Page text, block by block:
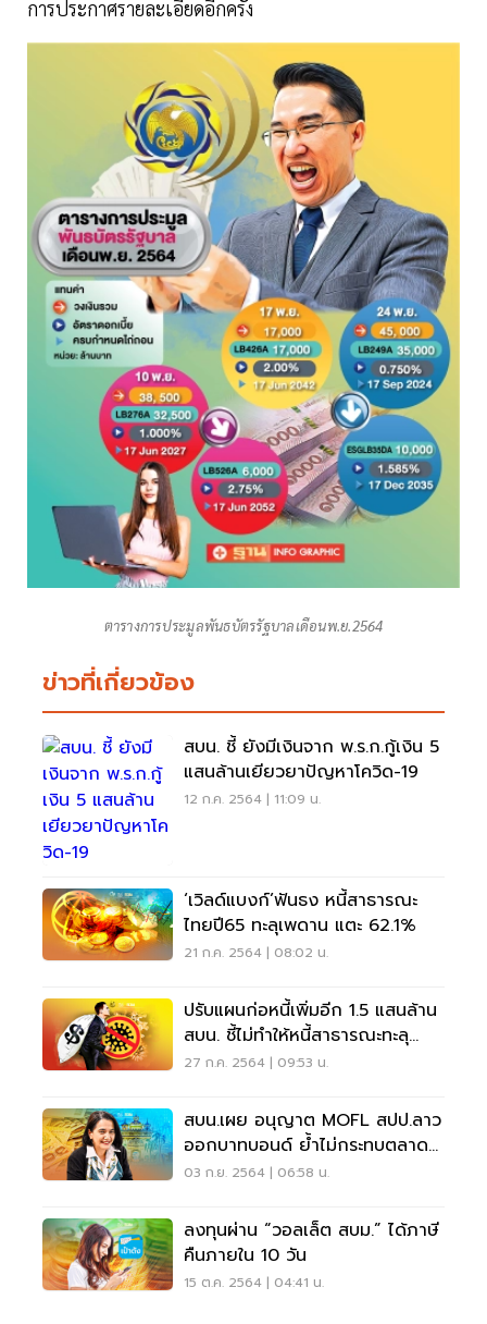
การประกาศรายละเอียดอีกครั้ง
ตารางการประมูลพันธบัตรรัฐบาลเดือนพ.ย.2564
ข่าวที่เกี่ยวข้อง
สบน. ชี้ ยังมีเงินจาก พ.ร.ก.กู้เงิน 5
แสนล้านเยียวยาปัญหาโควิด-19
12 ก.ค. 2564 | 11:09 น.
‘เวิลด์แบงก์’ฟันธง หนี้สาธารณะ
ไทยปี65 ทะลุเพดาน แตะ 62.1%
21 ก.ค. 2564 | 08:02 น.
ปรับแผนก่อหนี้เพิ่มอีก 1.5 แสนล้าน
สบน. ชี้ไม่ทำให้หนี้สาธารณะทะลุ
เพดาน
27 ก.ค. 2564 | 09:53 น.
สบน.เผย อนุญาต MOFL สปป.ลาว
ออกบาทบอนด์ ย้ำไม่กระทบตลาด
เงินไทย
03 ก.ย. 2564 | 06:58 น.
ลงทุนผ่าน “วอลเล็ต สบม.” ได้ภาษี
คืนภายใน 10 วัน
15 ต.ค. 2564 | 04:41 น.